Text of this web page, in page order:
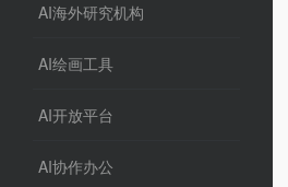
AI海外研究机构
AI绘画工具
AI开放平台
AI协作办公